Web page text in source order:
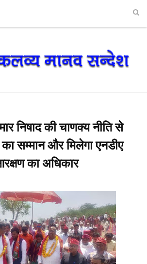
निषाद की चाणक्य नीति से
का सम्मान और मिलेगा एनडीए
का अधिकार